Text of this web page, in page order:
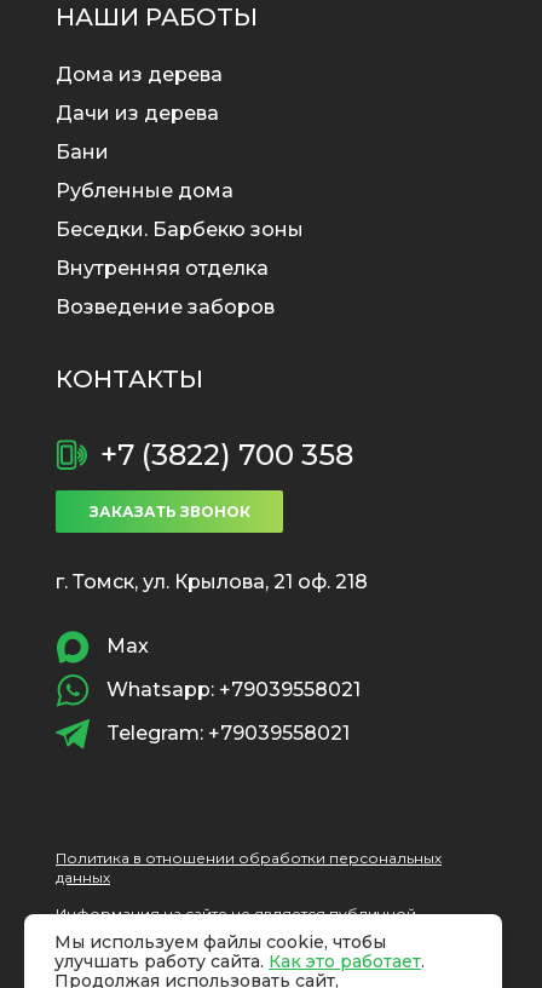
НАШИ РАБОТЫ
Дома из дерева
Дачи из дерева
Бани
Рубленные дома
Беседки. Барбекю зоны
Внутренняя отделка
Возведение заборов
КОНТАКТЫ
+7 (3822) 700 358
ЗАКАЗАТЬ ЗВОНОК
г. Томск, ул. Крылова, 21 оф. 218
Max
Whatsapp: +79039558021
Telegram: +79039558021
Политика в отношении обработки персональных
данных
Информация на сайте не является публичной
РФ.
Мы используем файлы cookie, чтобы
улучшать работу сайта. Как это работает.
Продолжая использовать сайт,